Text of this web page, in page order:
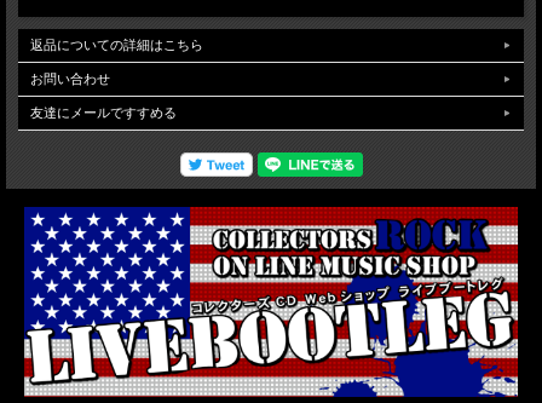
返品についての詳細はこちら
お問い合わせ
友達にメールですすめる